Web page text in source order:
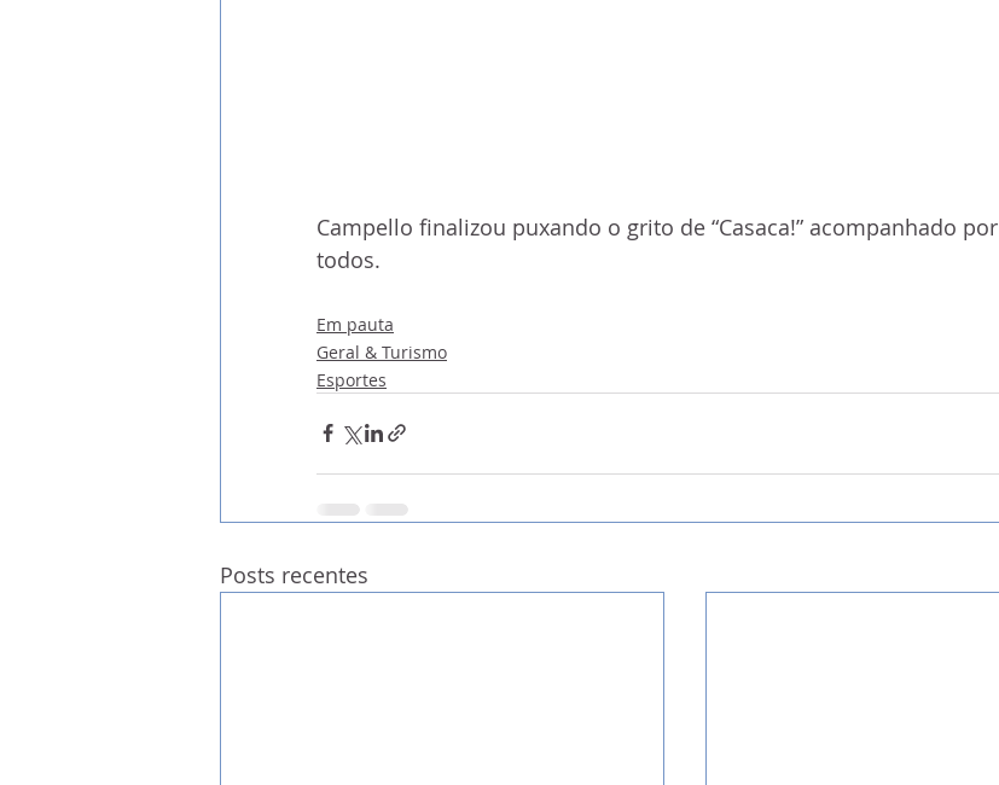
Campello finalizou puxando o grito de “Casaca!” acompanhado por
todos.
Em pauta
Geral & Turismo
Esportes
Posts recentes